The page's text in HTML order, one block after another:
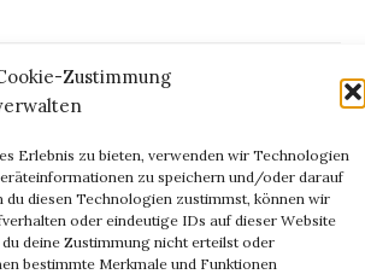
Zustimmung
Erlebnis zu bieten, verwenden wir Technologien
zu speichern und/oder darauf
du diesen Technologien zustimmst, können wir
oder eindeutige IDs auf dieser Website
deine Zustimmung nicht erteilst oder
bestimmte Merkmale und Funktionen